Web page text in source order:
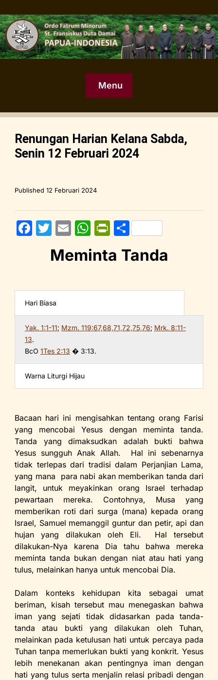
Menu
Renungan Harian Kelana Sabda,
Senin 12 Februari 2024
Published 12 Februari 2024
F
b
o
o
k
T
itt
E
ai
W
h
at
A
p
Pr
tF
e
dl
y
S
ar
Meminta Tanda
Hari Biasa
Yak. 1:1-11; Mzm. 119:67,68,71,72,75,76; Mrk. 8:11-
13.
BcO 1Tes 2:13 � 3:13.
Warna Liturgi Hijau
Bacaan hari ini mengisahkan tentang orang Farisi
yang mencobai Yesus dengan meminta tanda.
Tanda yang dimaksudkan adalah bukti bahwa
Yesus sungguh Anak Allah. Hal ini sebenarnya
tidak terlepas dari tradisi dalam Perjanjian Lama,
yang mana para nabi akan memberikan tanda dari
langit, untuk meyakinkan orang Israel terhadap
pewartaan mereka. Contohnya, Musa yang
memberikan roti dari surga (mana) kepada orang
Israel, Samuel memanggil guntur dan petir, api dan
hujan yang dilakukan oleh Eli. Hal tersebut
dilakukan-Nya karena Dia tahu bahwa mereka
meminta tanda bukan dengan niat atau hati yang
tulus, melainkan hanya untuk mencobai Dia.
Dalam konteks kehidupan kita sebagai umat
beriman, kisah tersebut mau menegaskan bahwa
iman yang sejati tidak didasarkan pada tanda-
tanda atau bukti yang dilakukan oleh Tuhan,
melainkan pada ketulusan hati untuk percaya pada
Tuhan tanpa memerlukan bukti yang konkrit. Yesus
lebih menekanan akan pentingnya iman dengan
hati yang tulus serta menjalin relasi pribadi dengan